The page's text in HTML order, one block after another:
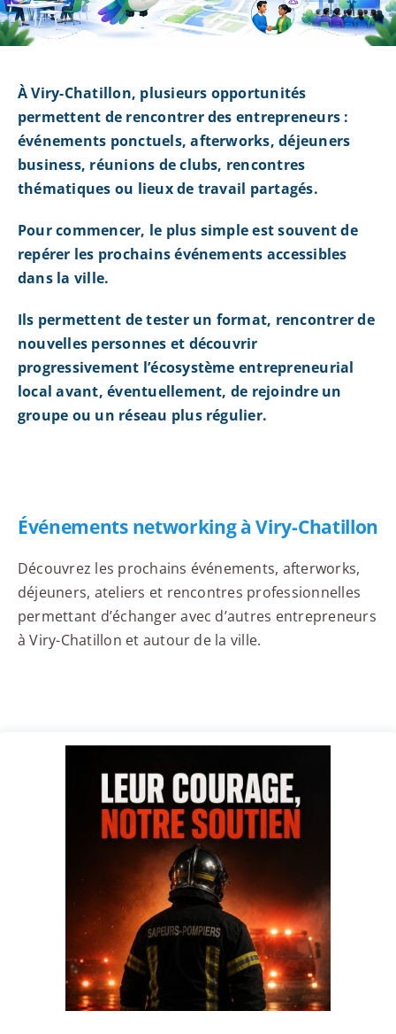
À Viry-Chatillon, plusieurs opportunités
permettent de rencontrer des entrepreneurs :
événements ponctuels, afterworks, déjeuners
business, réunions de clubs, rencontres
thématiques ou lieux de travail partagés.
Pour commencer, le plus simple est souvent de
repérer les prochains événements accessibles
dans la ville.
Ils permettent de tester un format, rencontrer de
nouvelles personnes et découvrir
progressivement l’écosystème entrepreneurial
local avant, éventuellement, de rejoindre un
groupe ou un réseau plus régulier.
Événements networking à Viry-Chatillon
Découvrez les prochains événements, afterworks,
déjeuners, ateliers et rencontres professionnelles
permettant d’échanger avec d’autres entrepreneurs
à Viry-Chatillon et autour de la ville.